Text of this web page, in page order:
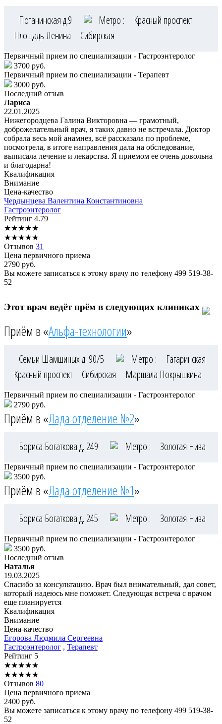
Потанинская д.9 Метро :
Красный проспект
Площадь Ленина
Сибирская
Первичный прием по специализации - Гастроэнтеролог
3700 руб.
Первичный прием по специализации - Терапевт
3000 руб.
Последний отзыв
Лариса
22.01.2025
Нижегородцева Галина Викторовна — грамотный,
доброжелательный врач, я таких давно не встречала. Доктор
собрала весь мой анамнез, всё рассказала по проблеме,
посмотрела, в итоге направления дала на обследование,
выписала лечение и лекарства. Я приемом ее очень довольна
и благодарна!
Квалификация
Внимание
Цена-качество
Чердынцева Валентина Константиновна
Гастроэнтеролог
Рейтинг 4.79
★★★★★
★★★★★
Отзывов 31
Цена первичного приема
2790 руб.
Вы можете записаться к этому врачу по телефону 499 519-38-
52
Этот врач ведёт прём в следующих клиниках
Приём в «Альфа-технологии»
Семьи Шамшиных д. 90/5 Метро :
Гагаринская
Красный проспект
Сибирская Маршала Покрышкина
Первичный прием по специализации - Гастроэнтеролог
2790 руб.
Приём в «Лада отделение №2»
Бориса Богаткова д. 249 Метро : Золотая Нива
Первичный прием по специализации - Гастроэнтеролог
3500 руб.
Приём в «Лада отделение №1»
Бориса Богаткова д. 245 Метро : Золотая Нива
Первичный прием по специализации - Гастроэнтеролог
3500 руб.
Последний отзыв
Наталья
19.03.2025
Спасибо за консультацию. Врач был внимательный, дал совет,
который надеюсь мне поможет. Следующая встреча с врачом
еще планируется
Квалификация
Внимание
Цена-качество
Егорова Людмила Сергеевна
Гастроэнтеролог , Терапевт
Рейтинг 5
★★★★★
★★★★★
Отзывов 80
Цена первичного приема
2400 руб.
Вы можете записаться к этому врачу по телефону 499 519-38-
52